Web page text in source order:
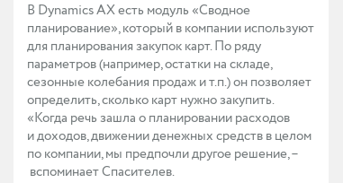
В Dynamics AX есть модуль «Сводное
планирование», который в компании используют
для планирования закупок карт. По ряду
параметров (например, остатки на складе,
сезонные колебания продаж и т.п.) он позволяет
определить, сколько карт нужно закупить.
«Когда речь зашла о планировании расходов
и доходов, движении денежных средств в целом
по компании, мы предпочли другое решение, –
вспоминает Спасителев.